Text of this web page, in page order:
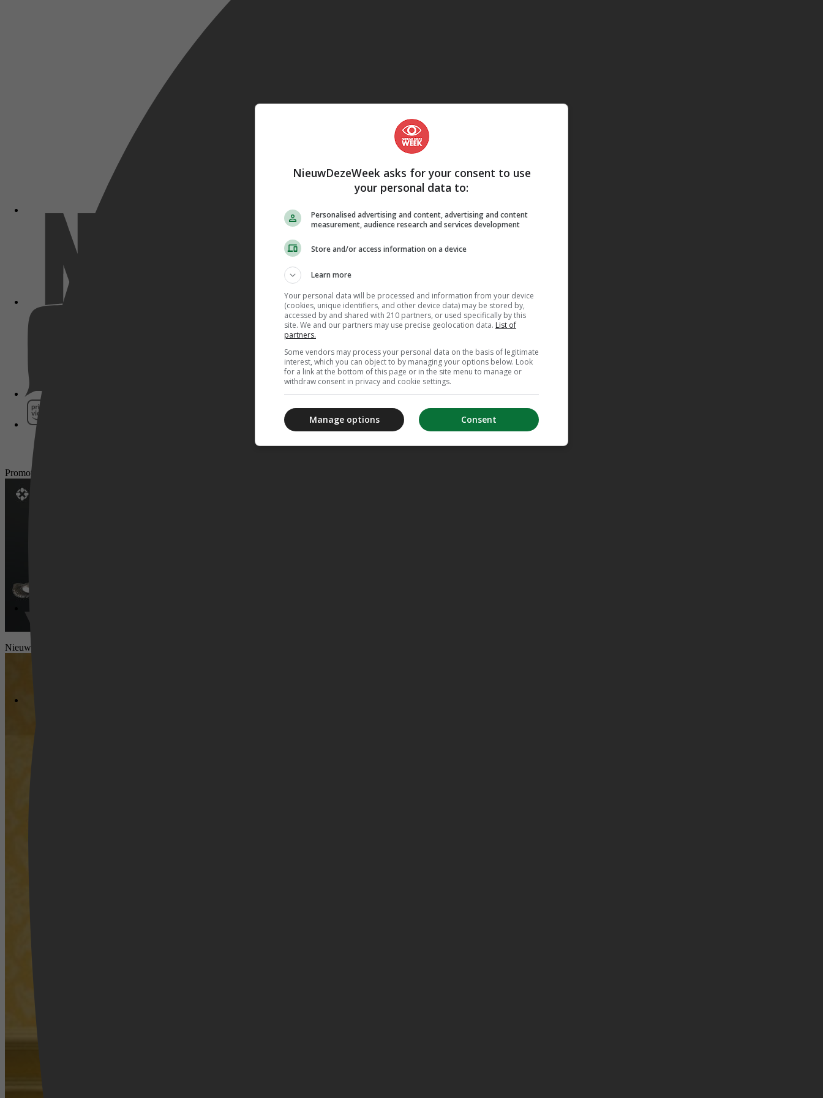
Promotie
Nieuws
NieuwDezeWeek asks for your consent to use
your personal data to:
Personalised advertising and content, advertising and content
measurement, audience research and services development
Store and/or access information on a device
Learn more
Your personal data will be processed and information from your device
(cookies, unique identifiers, and other device data) may be stored by,
accessed by and shared with 210 partners, or used specifically by this
site. We and our partners may use precise geolocation data. List of
partners.
Some vendors may process your personal data on the basis of legitimate
interest, which you can object to by managing your options below. Look
for a link at the bottom of this page or in the site menu to manage or
withdraw consent in privacy and cookie settings.
Consent
Manage options